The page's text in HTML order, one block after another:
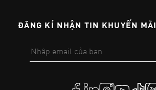
ĐĂNG KÍ NHẬN TIN KHUYẾN MÃI